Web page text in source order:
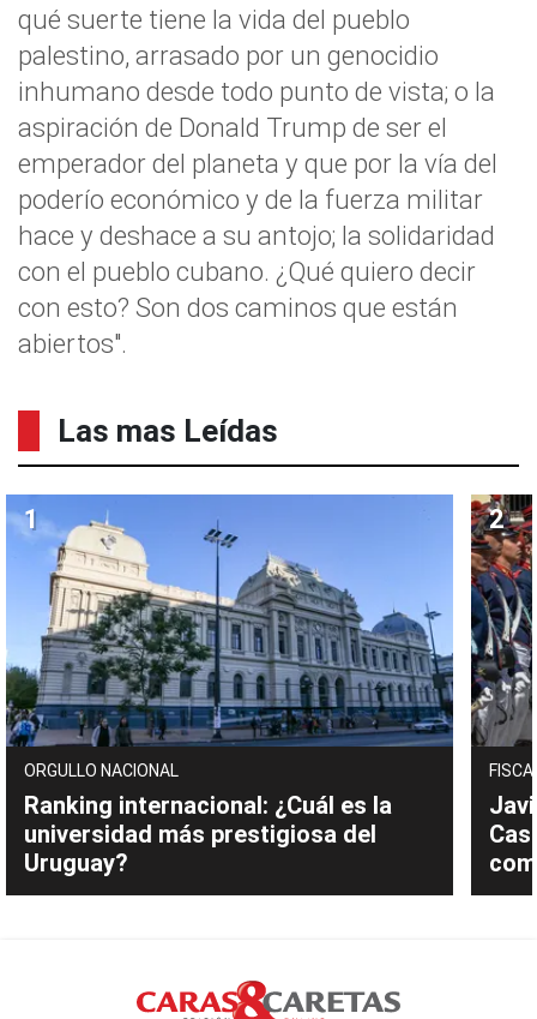
qué suerte tiene la vida del pueblo
palestino, arrasado por un genocidio
inhumano desde todo punto de vista; o la
aspiración de Donald Trump de ser el
emperador del planeta y que por la vía del
poderío económico y de la fuerza militar
hace y deshace a su antojo; la solidaridad
con el pueblo cubano. ¿Qué quiero decir
con esto? Son dos caminos que están
abiertos".
Las mas Leídas
ORGULLO NACIONAL
Ranking internacional: ¿Cuál es la
universidad más prestigiosa del
Uruguay?